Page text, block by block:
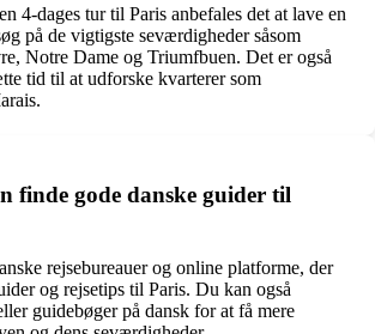
4-dages tur til Paris anbefales det at lave en
på de vigtigste seværdigheder såsom
Notre Dame og Triumfbuen. Det er også
tid til at udforske kvarterer som
finde gode danske guider til
rejsebureauer og online platforme, der
og rejsetips til Paris. Du kan også
guidebøger på dansk for at få mere